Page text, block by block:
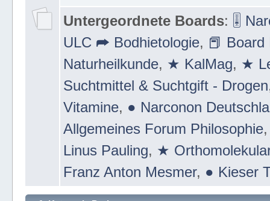
Untergeordnete Boards: 🎚
ULC ➦ Bodhietologie, 📕
Naturheilkunde, ★ KalMag, ★
Suchtmittel & Suchtgift - Drogen
Vitamine, ● Narconon
Allgemeines Forum Philosophie
Linus Pauling, ★
Franz Anton Mesmer, ● Kieser